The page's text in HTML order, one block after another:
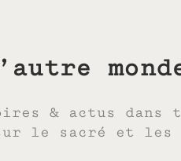
& actus dans
le sacré et les